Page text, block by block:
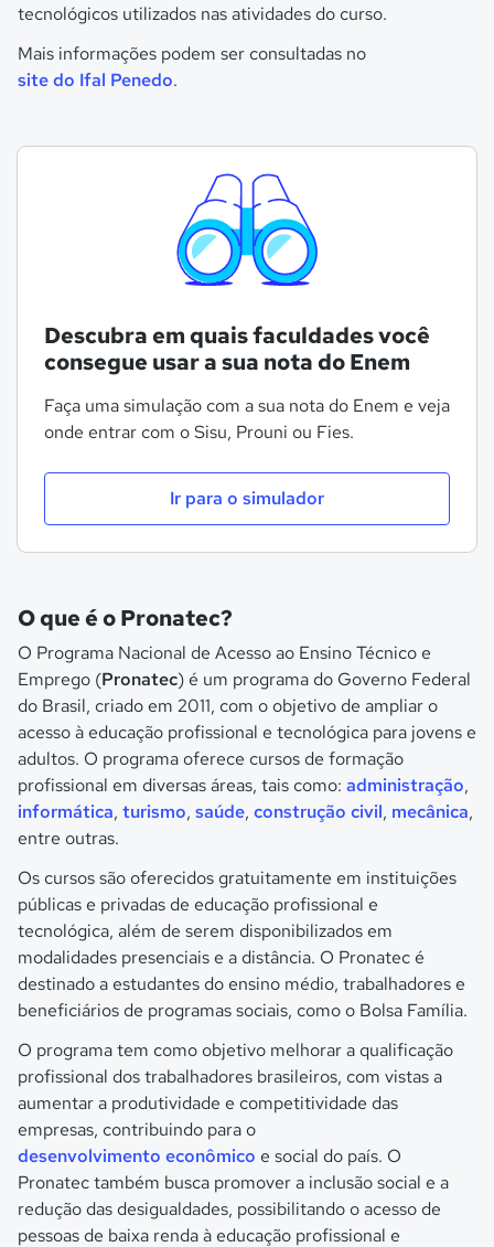
tecnológicos utilizados nas atividades do curso.
Mais informações podem ser consultadas no
site do Ifal Penedo.
Descubra em quais faculdades você
consegue usar a sua nota do Enem
Faça uma simulação com a sua nota do Enem e veja
onde entrar com o Sisu, Prouni ou Fies.
Ir para o simulador
O que é o Pronatec?
O Programa Nacional de Acesso ao Ensino Técnico e
Emprego (Pronatec) é um programa do Governo Federal
do Brasil, criado em 2011, com o objetivo de ampliar o
acesso à educação profissional e tecnológica para jovens e
adultos. O programa oferece cursos de formação
profissional em diversas áreas, tais como: administração,
informática, turismo, saúde, construção civil, mecânica,
entre outras.
Os cursos são oferecidos gratuitamente em instituições
públicas e privadas de educação profissional e
tecnológica, além de serem disponibilizados em
modalidades presenciais e a distância. O Pronatec é
destinado a estudantes do ensino médio, trabalhadores e
beneficiários de programas sociais, como o Bolsa Família.
O programa tem como objetivo melhorar a qualificação
profissional dos trabalhadores brasileiros, com vistas a
aumentar a produtividade e competitividade das
empresas, contribuindo para o
desenvolvimento econômico e social do país. O
Pronatec também busca promover a inclusão social e a
redução das desigualdades, possibilitando o acesso de
pessoas de baixa renda à educação profissional e